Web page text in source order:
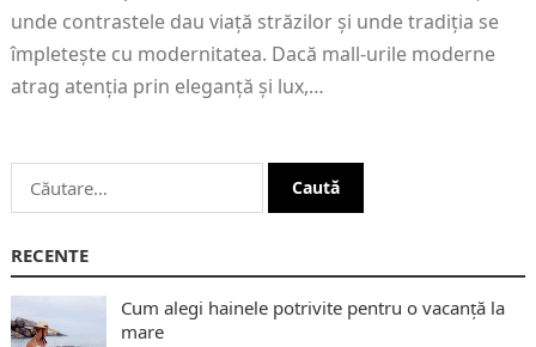
unde contrastele dau viață străzilor și unde tradiția se
împletește cu modernitatea. Dacă mall-urile moderne
atrag atenția prin eleganță și lux,…
Caută
după:
RECENTE
Cum alegi hainele potrivite pentru o vacanță la
mare